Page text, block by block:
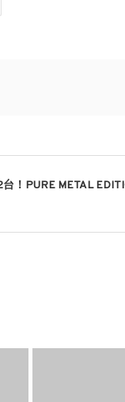
台！PURE METAL